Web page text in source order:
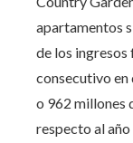
apartamentos
de los ingresos
consecutivo en
o 962 millones
respecto al